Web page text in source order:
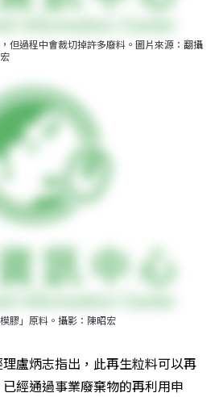
但過程中會裁切掉許多廢料。圖片來源：翻攝
膠」原料。攝影：陳昭宏
盧炳志指出，此再生粒料可以再
經通過事業廢棄物的再利用申